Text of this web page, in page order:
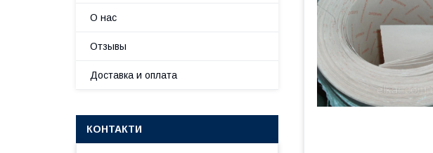
О нас
Отзывы
Доставка и оплата
КОНТАКТИ